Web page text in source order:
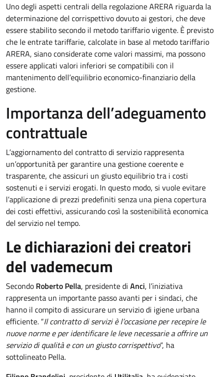
Uno degli aspetti centrali della regolazione ARERA riguarda la
determinazione del corrispettivo dovuto ai gestori, che deve
essere stabilito secondo il metodo tariffario vigente. È previsto
che le entrate tariffarie, calcolate in base al metodo tariffario
ARERA, siano considerate come valori massimi, ma possono
essere applicati valori inferiori se compatibili con il
mantenimento dell’equilibrio economico-finanziario della
gestione.
Importanza dell’adeguamento
contrattuale
L’aggiornamento del contratto di servizio rappresenta
un’opportunità per garantire una gestione coerente e
trasparente, che assicuri un giusto equilibrio tra i costi
sostenuti e i servizi erogati. In questo modo, si vuole evitare
l’applicazione di prezzi predefiniti senza una piena copertura
dei costi effettivi, assicurando così la sostenibilità economica
del servizio nel tempo.
Le dichiarazioni dei creatori
del vademecum
Secondo Roberto Pella, presidente di Anci, l’iniziativa
rappresenta un importante passo avanti per i sindaci, che
hanno il compito di assicurare un servizio di igiene urbana
efficiente. “Il contratto di servizi è l’occasione per recepire le
nuove norme e per identificare le leve necessarie a offrire un
servizio di qualità e con un giusto corrispettivo“, ha
sottolineato Pella.